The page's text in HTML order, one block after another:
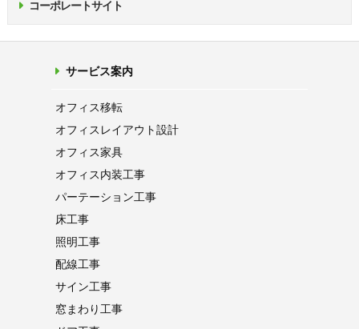
コーポレートサイト
サービス案内
オフィス移転
オフィス レイアウト設計
オフィス家具
オフィス内装工事
パーテーション工事
床工事
照明工事
配線工事
サイン工事
窓まわり工事